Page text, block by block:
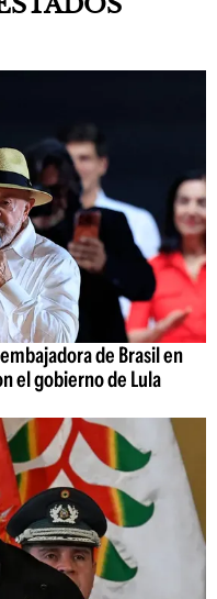
de Brasil en
el gobierno de Lula